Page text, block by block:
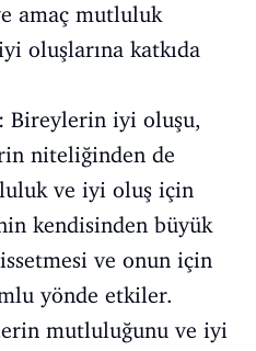
amaç mutluluk
oluşlarına katkıda
Bireylerin iyi oluşu,
niteliğinden de
ve iyi oluş için
kendisinden büyük
ve onun için
yönde etkiler.
mutluluğunu ve iyi